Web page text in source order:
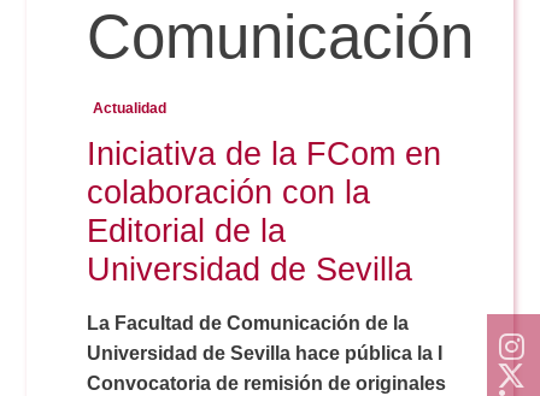
Comunicación
Actualidad
Iniciativa de la FCom en
colaboración con la
Editorial de la
Universidad de Sevilla
La Facultad de Comunicación de la
Universidad de Sevilla hace pública la I
Convocatoria de remisión de originales